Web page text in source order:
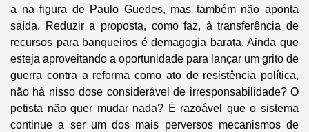
a na figura de Paulo Guedes, mas também não aponta
saída. Reduzir a proposta, como faz, à transferência de
recursos para banqueiros é demagogia barata. Ainda que
esteja aproveitando a oportunidade para lançar um grito de
guerra contra a reforma como ato de resistência política,
não há nisso dose considerável de irresponsabilidade? O
petista não quer mudar nada? É razoável que o sistema
continue a ser um dos mais perversos mecanismos de